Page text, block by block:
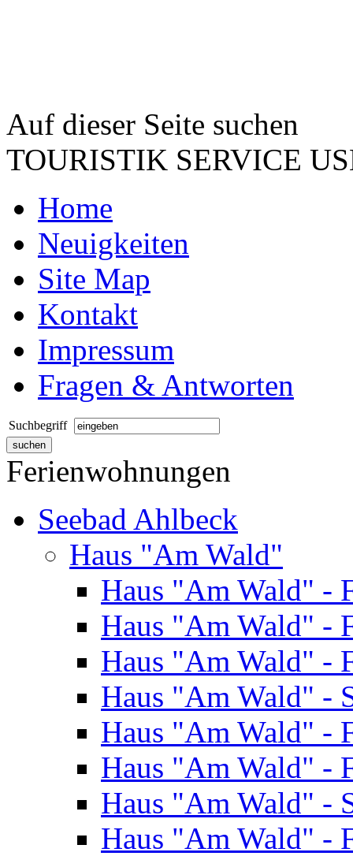
Auf dieser Seite suchen
TOURISTIK SERVICE
Home
Neuigkeiten
Site Map
Kontakt
Impressum
Fragen & Antworten
Suchbegriff
Ferienwohnungen
Seebad Ahlbeck
Haus "Am Wald"
Haus "Am Wald" -
Haus "Am Wald" -
Haus "Am Wald" -
Haus "Am Wald" -
Haus "Am Wald" -
Haus "Am Wald" -
Haus "Am Wald" -
Haus "Am Wald" -